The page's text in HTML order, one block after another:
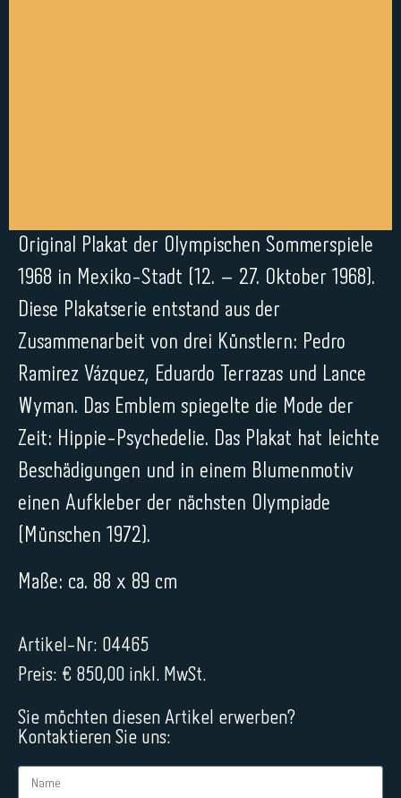
Original Plakat der Olympischen Sommerspiele
1968 in Mexiko-Stadt (12. – 27. Oktober 1968).
Diese Plakatserie entstand aus der
Zusammenarbeit von drei Künstlern: Pedro
Ramirez Vázquez, Eduardo Terrazas und Lance
Wyman. Das Emblem spiegelte die Mode der
Zeit: Hippie-Psychedelie. Das Plakat hat leichte
Beschädigungen und in einem Blumenmotiv
einen Aufkleber der nächsten Olympiade
(Münschen 1972).
Maße: ca. 88 x 89 cm
Artikel-Nr: 04465
Preis: € 850,00 inkl. MwSt.
Sie möchten diesen Artikel erwerben?
Kontaktieren Sie uns: